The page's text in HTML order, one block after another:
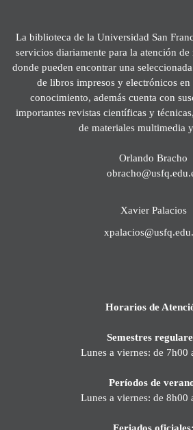
La biblioteca de la Universidad San
servicios diariamente para la atención de
donde pueden encontrar una
de libros impresos y electrónicos en
conocimiento, además cuenta con
importantes revistas científicas y
de materiales multimedia
Orlando Bracho
Xavier Palacios
Horarios de
Semestres
Lunes a viernes: de 7h00
Períodos de
Lunes a viernes: de 8h00
Feriados oficiales: